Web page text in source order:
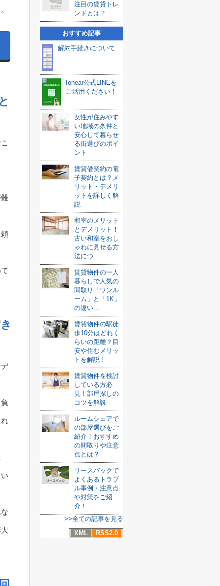
注目の賃貸トレ
ンドとは？
おすすめ記事
解約手続きについて
Ionear公式LINEを
ご活用ください！
女性が住みやす
い地域の条件と
安心して暮らせ
る街選びのポイ
ント
賃貸借契約の電
子契約とは？メ
リット・デメリ
ットを詳しく解
説
和室のメリット
とデメリット！
古い和室をおし
ゃれに見せる方
法につ...
賃貸物件の一人
暮らしで人気の
間取り「ワンル
ーム」と「1K」
の違い...
賃貸物件の駅徒
歩10分はどれく
らいの距離？目
安や住むメリッ
トを解説！
賃貸物件を検討
している方必
見！部屋探しの
コツを解説
ルームシェアで
の部屋選びをご
紹介！おすすめ
の間取りや注意
点とは？
リースバックで
よくあるトラブ
ル事例・注意点
や対策をご紹
介！
>>全ての記事を見る
XML
RSS2.0